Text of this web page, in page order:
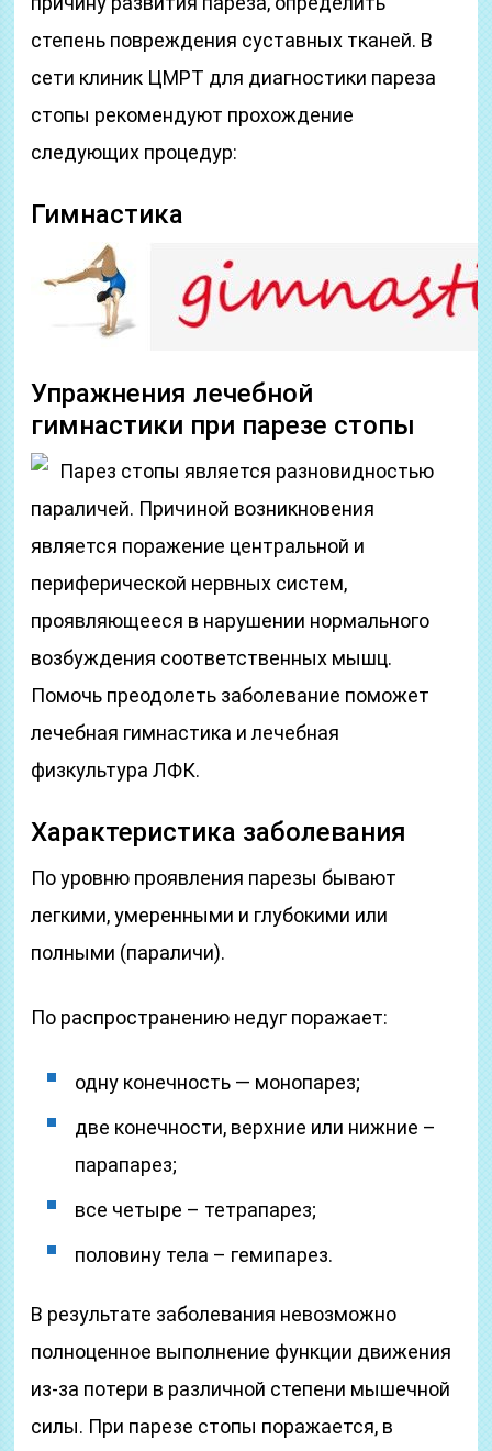
степень повреждения суставных тканей. В
сети клиник ЦМРТ для диагностики пареза
стопы рекомендуют прохождение
следующих процедур:
Гимнастика
Упражнения лечебной
гимнастики при парезе стопы
Парез стопы является разновидностью
параличей. Причиной возникновения
является поражение центральной и
периферической нервных систем,
проявляющееся в нарушении нормального
возбуждения соответственных мышц.
Помочь преодолеть заболевание поможет
лечебная гимнастика и лечебная
физкультура ЛФК.
Характеристика заболевания
По уровню проявления парезы бывают
легкими, умеренными и глубокими или
полными (параличи).
По распространению недуг поражает:
одну конечность — монопарез;
две конечности, верхние или нижние –
парапарез;
все четыре – тетрапарез;
половину тела – гемипарез.
В результате заболевания невозможно
полноценное выполнение функции движения
из-за потери в различной степени мышечной
силы. При парезе стопы поражается, в